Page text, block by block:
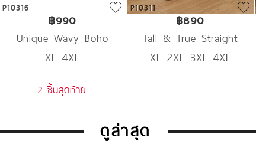
P10316
฿990
Unique Wavy Boho
Denim
XL 4XL
2 ชิ้นสุดท้าย
P10311
฿890
Tall & True Straight
Denim
XL 2XL 3XL 4XL
ดูล่าสุด